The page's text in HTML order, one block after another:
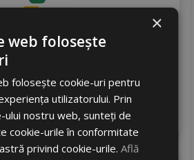
RON
RON
In stoc - 12 buc
livrare 2/3 zile
Adauga in cos
×
web folosește
folosește cookie-uri pentru
utilizatorului. Prin
ului nostru web, sunteți de
cookie-urile în conformitate
privind cookie-urile.Află